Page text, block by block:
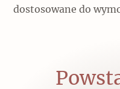
dostosowane do